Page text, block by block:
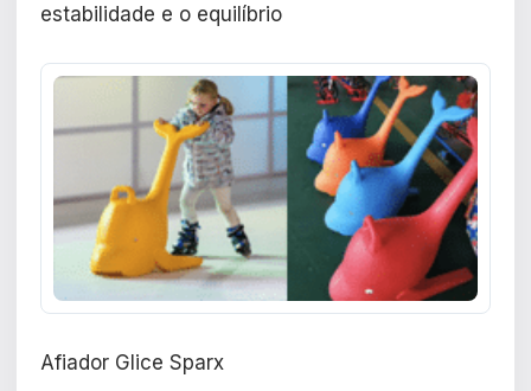
estabilidade e o equilíbrio
Afiador Glice Sparx